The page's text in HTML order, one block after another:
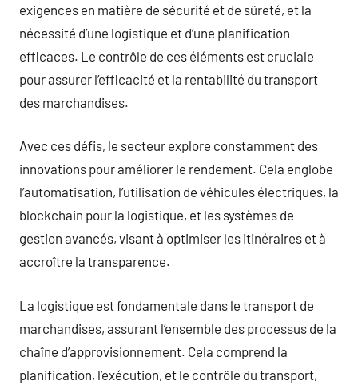
exigences en matière de sécurité et de sûreté, et la
nécessité d’une logistique et d’une planification
efficaces. Le contrôle de ces éléments est cruciale
pour assurer l’efficacité et la rentabilité du transport
des marchandises.
Avec ces défis, le secteur explore constamment des
innovations pour améliorer le rendement. Cela englobe
l’automatisation, l’utilisation de véhicules électriques, la
blockchain pour la logistique, et les systèmes de
gestion avancés, visant à optimiser les itinéraires et à
accroître la transparence.
La logistique est fondamentale dans le transport de
marchandises, assurant l’ensemble des processus de la
chaîne d’approvisionnement. Cela comprend la
planification, l’exécution, et le contrôle du transport,